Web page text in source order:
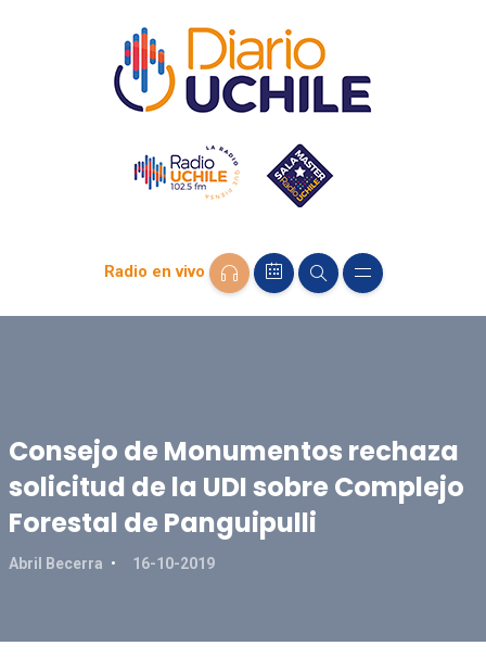
Radio en vivo
Consejo de Monumentos rechaza
solicitud de la UDI sobre Complejo
Forestal de Panguipulli
Abril Becerra 16-10-2019